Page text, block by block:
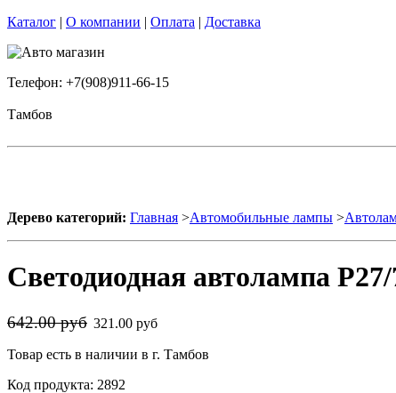
Каталог | О компании | Оплата | Доставка
Телефон: +7(908)911-66-15
Тамбов
Дерево категорий: Главная >Автомобильные лампы >
Светодиодная автолампа
642.00 руб 321.00 руб
Товар есть в наличии в г. Тамбов
Код продукта: 2892